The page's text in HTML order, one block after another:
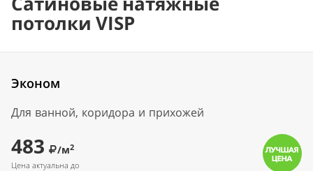
потолки VISP
Эконом
Для ванной, коридора и прихожей
483 /м2
Цена актуальна до